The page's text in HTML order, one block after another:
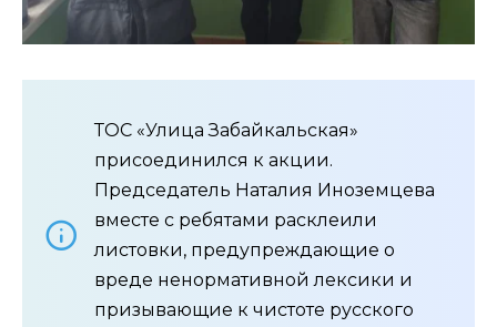
ТОС «Улица Забайкальская»
присоединился к акции.
Председатель Наталия Иноземцева
вместе с ребятами расклеили
листовки, предупреждающие о
вреде ненормативной лексики и
призывающие к чистоте русского